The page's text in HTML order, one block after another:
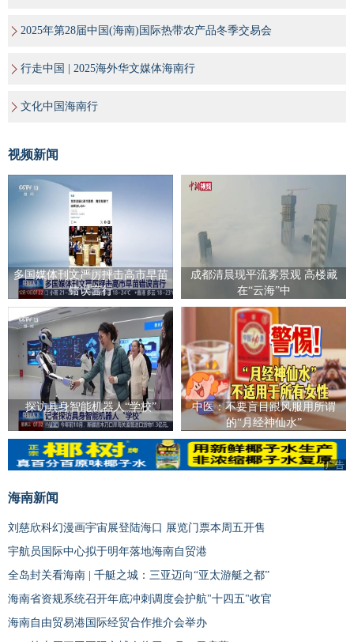
2025年第28届中国(海南)国际热带农产品冬季交易会
行走中国 | 2025海外华文媒体海南行
文化中国海南行
视频新闻
多国媒体刊文严厉抨击高市早苗
错误言行
成都清晨现平流雾景观 高楼藏
在“云海”中
探访具身智能机器人“学校”
中医：不要盲目跟风服用所谓
的“月经神仙水”
广告
海南新闻
刘慈欣科幻漫画宇宙展登陆海口 展览门票本周五开售
宇航员国际中心拟于明年落地海南自贸港
全岛封关看海南 | 千艇之城：三亚迈向“亚太游艇之都”
海南省资规系统召开年底冲刺调度会护航"十四五"收官
海南自由贸易港国际经贸合作推介会举办